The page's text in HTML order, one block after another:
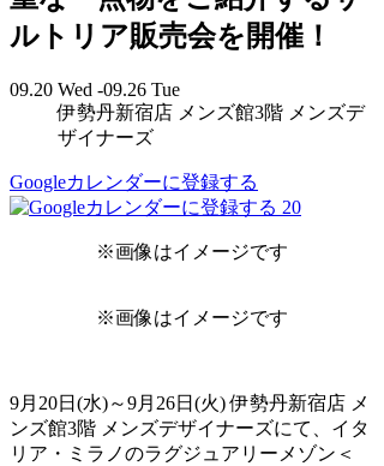
ルトリア販売会を開催！
09.20 Wed -09.26 Tue
伊勢丹新宿店 メンズ館3階 メンズデ
ザイナーズ
Googleカレンダーに登録する
20
※画像はイメージです
※画像はイメージです
9月20日(水)～9月26日(火) 伊勢丹新宿店 メ
ンズ館3階 メンズデザイナーズにて、イタ
リア・ミラノのラグジュアリーメゾン＜